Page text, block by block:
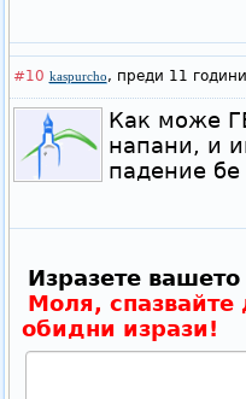
#10 kaspurcho, преди 11 години
Как може
напани, и
падение бе
Изразете
Моля, спазвайте
обидни изрази!